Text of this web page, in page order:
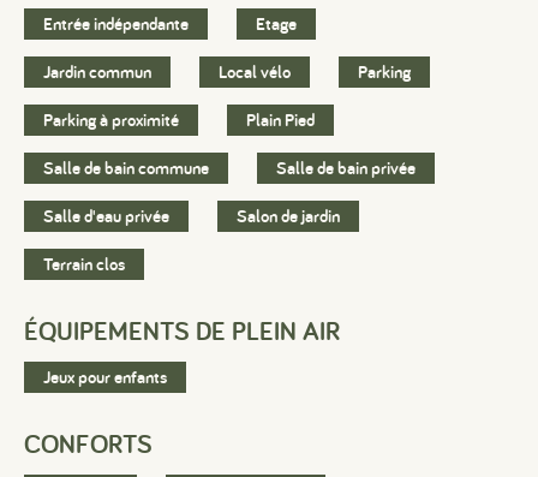
Entrée indépendante Etage
Jardin commun Local vélo Parking
Parking à proximité Plain Pied
Salle de bain commune Salle de bain privée
Salle d'eau privée Salon de jardin
Terrain clos
ÉQUIPEMENTS DE PLEIN AIR
Jeux pour enfants
CONFORTS